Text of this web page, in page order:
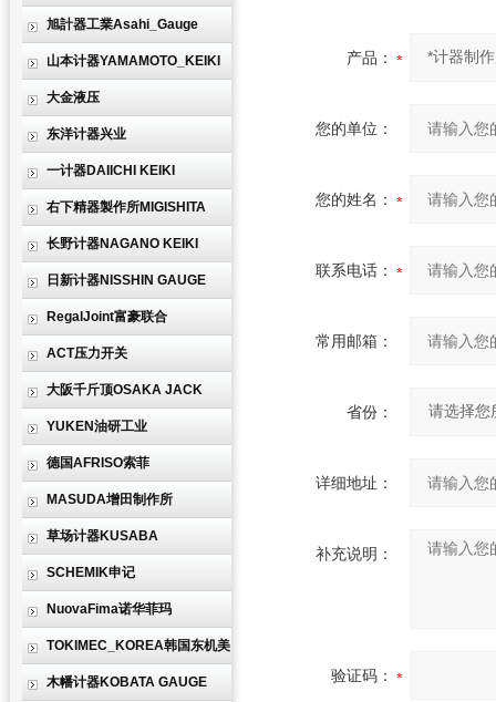
旭計器工業Asahi_Gauge
山本计器YAMAMOTO_KEIKI
大金液压
东洋计器兴业
一计器DAIICHI KEIKI
右下精器製作所MIGISHITA
长野计器NAGANO KEIKI
日新计器NISSHIN GAUGE
RegalJoint富豪联合
ACT压力开关
大阪千斤顶OSAKA JACK
YUKEN油研工业
德国AFRISO索菲
MASUDA增田制作所
草场计器KUSABA
SCHEMIK申记
NuovaFima诺华菲玛
TOKIMEC_KOREA韩国东机美
木幡计器KOBATA GAUGE
产品：
您的单位：
您的姓名：
联系电话：
常用邮箱：
省份：
详细地址：
补充说明：
验证码：